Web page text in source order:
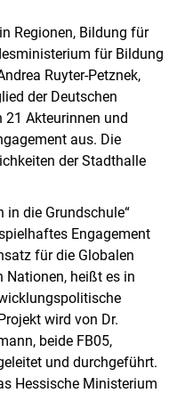
Regionen, Bildung für
für Bildung
Ruyter-Petznek,
der Deutschen
21 Akteurinnen und
aus. Die
der Stadthalle
in die Grundschule“
Engagement
für die Globalen
Nationen, heißt es in
wird von Dr.
beide FB05,
und durchgeführt.
Hessische Ministerium